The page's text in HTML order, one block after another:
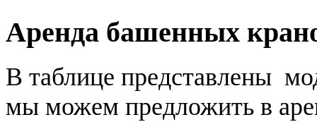
Аренда башенных
В таблице представлены
мы можем предложить в